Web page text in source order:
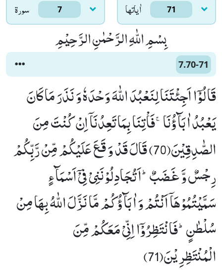
سورۃ 7 اٰياتها 71
بِسْمِ اللّٰهِ الرَّحْمٰنِ الرَّحِیْمِ
7.70-71
قَالُوْۤا اَجِئْتَنَا لِنَعْبُدَ اللّٰهَ وَحْدَهٗ وَ نَذَرَ مَا كَانَ
یَعْبُدُ اٰبَآؤُنَاۚ-فَاْتِنَا بِمَا تَعِدُنَاۤ اِنْ كُنْتَ مِنَ
الصّٰدِقِیْنَ(70) قَالَ قَدْ وَ قَعَ عَلَیْكُمْ مِّنْ رَّبِّكُمْ
رِجْسٌ وَّ غَضَبٌؕ-اَتُجَادِلُوْنَنِیْ فِیْۤ اَسْمَآءٍ
سَمَّیْتُمُوْهَاۤ اَنْتُمْ وَ اٰبَآؤُكُمْ مَّا نَزَّلَ اللّٰهُ بِهَا مِنْ
سُلْطٰنٍؕ-فَانْتَظِرُوْۤا اِنِّیْ مَعَكُمْ مِّنَ
الْمُنْتَظِرِیْنَ(71)